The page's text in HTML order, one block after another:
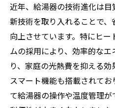
給湯器のプログラ
自動温度調整シス
季節ごとのメンテ
給湯器の設置方法を工
抑える
設置場所が与える
近年、給湯器の技術進化は
新技術を取り入れることで
向上させています。特にヒ
ムの採用により、効率的な
り、家庭の光熱費を抑える効
スマート機能も搭載されて
て給湯器の操作や温度管理が